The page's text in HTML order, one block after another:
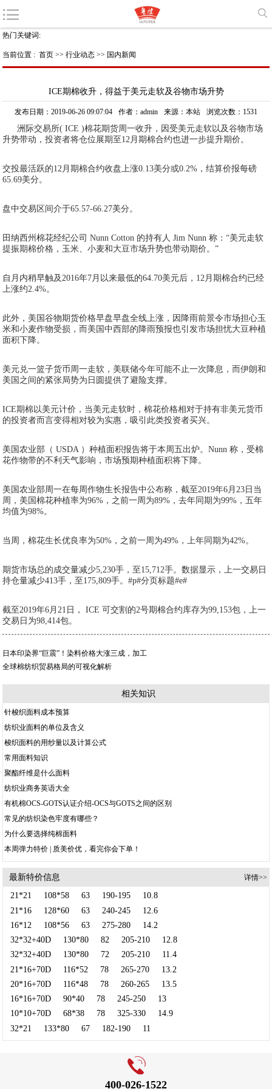
热门关键词:
当前位置 : 首页 >> 行业动态 >> 国内新闻
ICE期棉收升，得益于美元走软及谷物市场升势
发布日期：2019-06-26 09:07:04 作者：admin 来源：本站 浏览次数：1531
洲际交易所( ICE )棉花期货周一收升，因受美元走软以及谷物市场
升势带动，投资者将仓位展期至12月期棉合约也进一步提升期价。
交投最活跃的12月期棉合约收盘上涨0.13美分或0.2%，结算价报每磅
65.69美分。
盘中交易区间介于65.57-66.27美分。
田纳西州棉花经纪公司 Nunn Cotton 的持有人 Jim Nunn 称：“美元走软
提振期棉价格，玉米、小麦和大豆市场升势也带动期价。”
自月内稍早触及2016年7月以来最低的64.70美元后，12月期棉合约已经
上涨约2.4%。
此外，美国谷物期货价格早盘早盘全线上涨，因降雨前景令市场担心玉
米和小麦作物受损，而美国中西部的降雨预报也引发市场担忧大豆种植
面积下降。
美元兑一篮子货币周一走软，美联储今年可能不止一次降息，而伊朗和
美国之间的紧张局势为日圆提供了避险支撑。
ICE期棉以美元计价，当美元走软时，棉花价格相对于持有非美元货币
的投资者而言变得相对较为实惠，吸引此类投资者买兴。
美国农业部（ USDA ）种植面积报告将于本周五出炉。Nunn 称，受棉
花作物带的不利天气影响，市场预期种植面积将下降。
美国农业部周一在每周作物生长报告中公布称，截至2019年6月23日当
周，美国棉花种植率为96%，之前一周为89%，去年同期为99%，五年
均值为98%。
当周，棉花生长优良率为50%，之前一周为49%，上年同期为42%。
期货市场总的成交量减少5,230手，至15,712手。数据显示，上一交易日
持仓量减少413手，至175,809手。#p#分页标题#e#
截至2019年6月21日， ICE 可交割的2号期棉合约库存为99,153包，上一
交易日为98,414包。
日本印染界“巨震”！染料价格大涨三成，加工
全球棉纺织贸易格局的可视化解析
相关知识
针梭织面料成本预算
纺织业面料的单位及含义
梭织面料的用纱量以及计算公式
常用面料知识
聚酯纤维是什么面料
纺织业商务英语大全
有机棉OCS-GOTS认证介绍-OCS与GOTS之间的区别
常见的纺织染色牢度有哪些？
为什么要选择纯棉面料
本周弹力特价 | 质美价优，看完你会下单！
最新特价信息 详情>>
21*21 108*58 63 190-195
10.8
21*16
128*60 63 240-245
12.6
16*12
108*56 63 275-280
14.2
32*32+40D
130*80 82 205-210
12.8
32*32+40D
130*80 72 205-210
11.4
21*16+70D
116*52 78 265-270
13.2
20*16+70D
116*48 78 260-265
13.5
16*16+70D
90*40 78 245-250
13
10*10+70D
68*38 78 325-330
14.9
32*21
133*80 67 182-190 11
400-026-1522